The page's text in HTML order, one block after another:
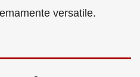
versatile.